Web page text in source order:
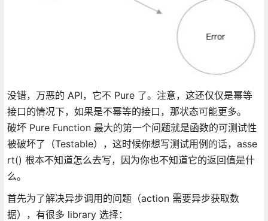
没错，万恶的 API，它不 Pure 了。注意，这还仅仅是幂等
接口的情况下，如果是不幂等的接口，那状态可能更多。
破坏 Pure Function 最大的第一个问题就是函数的可测试性
被破坏了（Testable），这时候你想写测试用例的话，asse
rt() 根本不知道怎么去写，因为你也不知道它的返回值是什
么。
首先为了解决异步调用的问题（action 需要异步获取数
据），有很多 library 选择：